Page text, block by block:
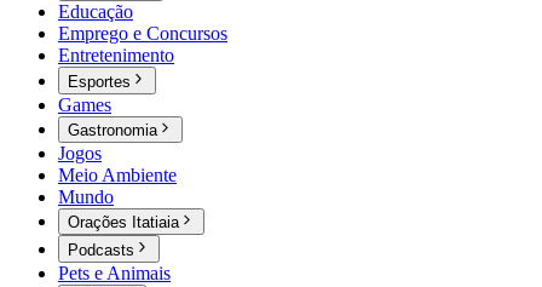
Educação
Emprego e Concursos
Entretenimento
Esportes
Games
Gastronomia
Jogos
Meio Ambiente
Mundo
Orações Itatiaia
Podcasts
Pets e Animais